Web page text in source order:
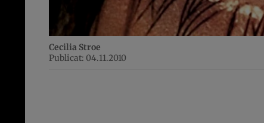
Cecilia Stroe
Publicat: 04.11.2010